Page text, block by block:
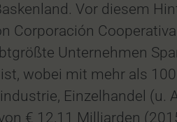
Vor diesem
Corporación
Unternehmen
wobei mit mehr als
Einzelhandel (u.
€ 12,11 Milliarden